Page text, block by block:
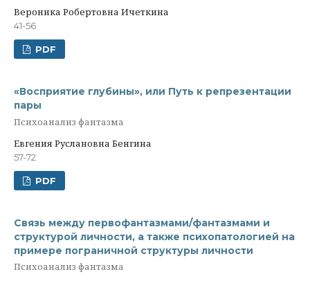
Вероника Робертовна Ичеткина
41-56
PDF
«Восприятие глубины», или Путь к репрезентации
пары
Психоанализ фантазма
Евгения Руслановна Бенгина
57-72
PDF
Связь между первофантазмами/фантазмами и
структурой личности, а также психопатологией на
примере пограничной структуры личности
Психоанализ фантазма